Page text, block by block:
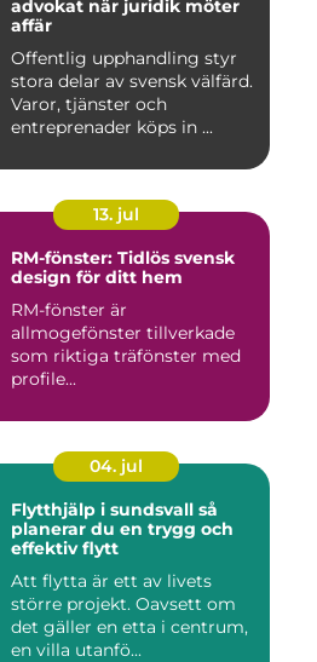
advokat när juridik möter
affär
Offentlig upphandling styr
stora delar av svensk välfärd.
Varor, tjänster och
entreprenader köps in ...
13. jul
RM-fönster: Tidlös svensk
design för ditt hem
RM-fönster är
allmogefönster tillverkade
som riktiga träfönster med
profile...
04. jul
Flytthjälp i sundsvall så
planerar du en trygg och
effektiv flytt
Att flytta är ett av livets
större projekt. Oavsett om
det gäller en etta i centrum,
en villa utanfö...